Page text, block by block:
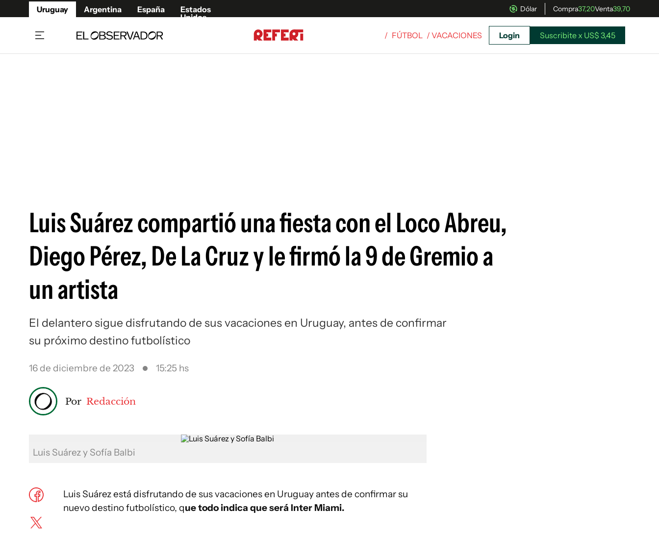
Uruguay Argentina España
Estados
Unidos
Dólar Compra37,20Venta39,70
Siguenos en:
/ FÚTBOL / VACACIONES Login Suscribite x US$ 3,45
Luis Suárez compartió una fiesta con el Loco Abreu,
Diego Pérez, De La Cruz y le firmó la 9 de Gremio a
un artista
El delantero sigue disfrutando de sus vacaciones en Uruguay, antes de confirmar
su próximo destino futbolístico
16 de diciembre de 2023 15:25 hs
Por Redacción
Luis Suárez y Sofía Balbi
Luis Suárez está disfrutando de sus vacaciones en Uruguay antes de confirmar su
nuevo destino futbolístico, que todo indica que será Inter Miami.